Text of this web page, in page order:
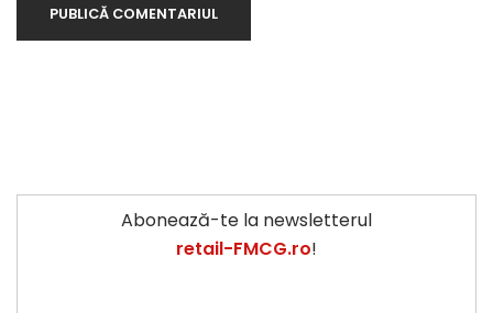
Abonează-te la newsletterul
retail-FMCG.ro!